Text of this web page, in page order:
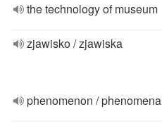
the technology of museum
zjawisko / zjawiska
phenomenon / phenomena